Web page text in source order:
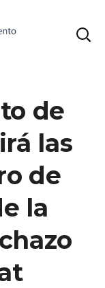
de
las
de
la